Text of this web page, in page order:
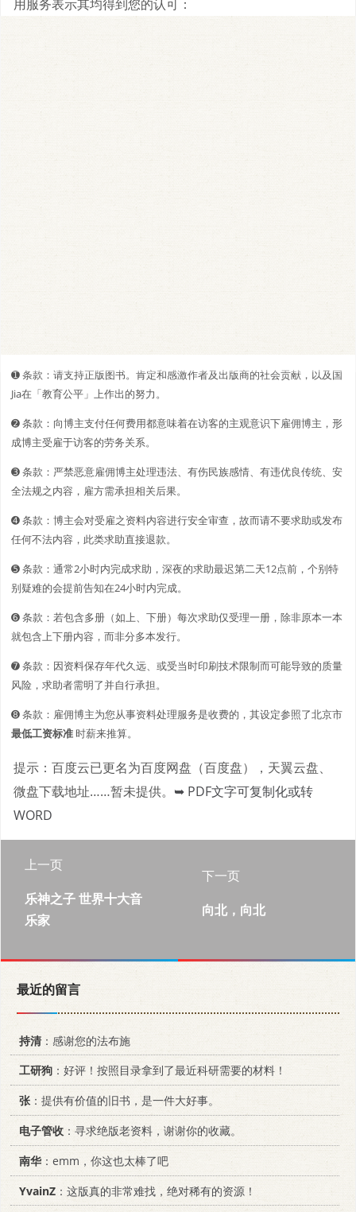
用服务表示其均得到您的认可：
➊️ 条款：请支持正版图书。肯定和感激作者及出版商的社会贡献，以及国
Jia在「教育公平」上作出的努力。
➋️️ 条款：向博主支付任何费用都意味着在访客的主观意识下雇佣博主，形
成博主受雇于访客的劳务关系。
➌ 条款：严禁恶意雇佣博主处理违法、有伤民族感情、有违优良传统、安
全法规之内容，雇方需承担相关后果。
➍ 条款：博主会对受雇之资料内容进行安全审查，故而请不要求助或发布
任何不法内容，此类求助直接退款。
➎ 条款：通常2小时内完成求助，深夜的求助最迟第二天12点前，个别特
别疑难的会提前告知在24小时内完成。
➏ 条款：若包含多册（如上、下册）每次求助仅受理一册，除非原本一本
就包含上下册内容，而非分多本发行。
➐ 条款：因资料保存年代久远、或受当时印刷技术限制而可能导致的质量
风险，求助者需明了并自行承担。
➑ 条款：雇佣博主为您从事资料处理服务是收费的，其设定参照了北京市
最低工资标准时薪来推算。
提示：百度云已更名为百度网盘（百度盘），天翼云盘、
微盘下载地址……暂未提供。 ➥ PDF文字可复制化或转
WORD
上一页
乐神之子 世界十大音
乐家
下一页
向北，向北
最近的留言
持清：感谢您的法布施
工研狗 ：好评！按照目录拿到了最近科研需要的材料！
张：提供有价值的旧书，是一件大好事。
电子管收 ：寻求绝版老资料，谢谢你的收藏。
南华 ：emm，你这也太棒了吧
YvainZ ：这版真的非常难找，绝对稀有的资源！